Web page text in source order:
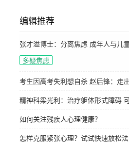
碍 可选中药加心
编辑推荐
多疑焦虑
多疑焦虑
多疑焦虑
如何关注残疾人心理健康？
多疑焦虑
怎样克服紧张心理？试试快速放松法